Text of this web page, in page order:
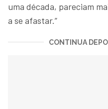
uma década, pareciam
a se afastar.”
CONTINUA